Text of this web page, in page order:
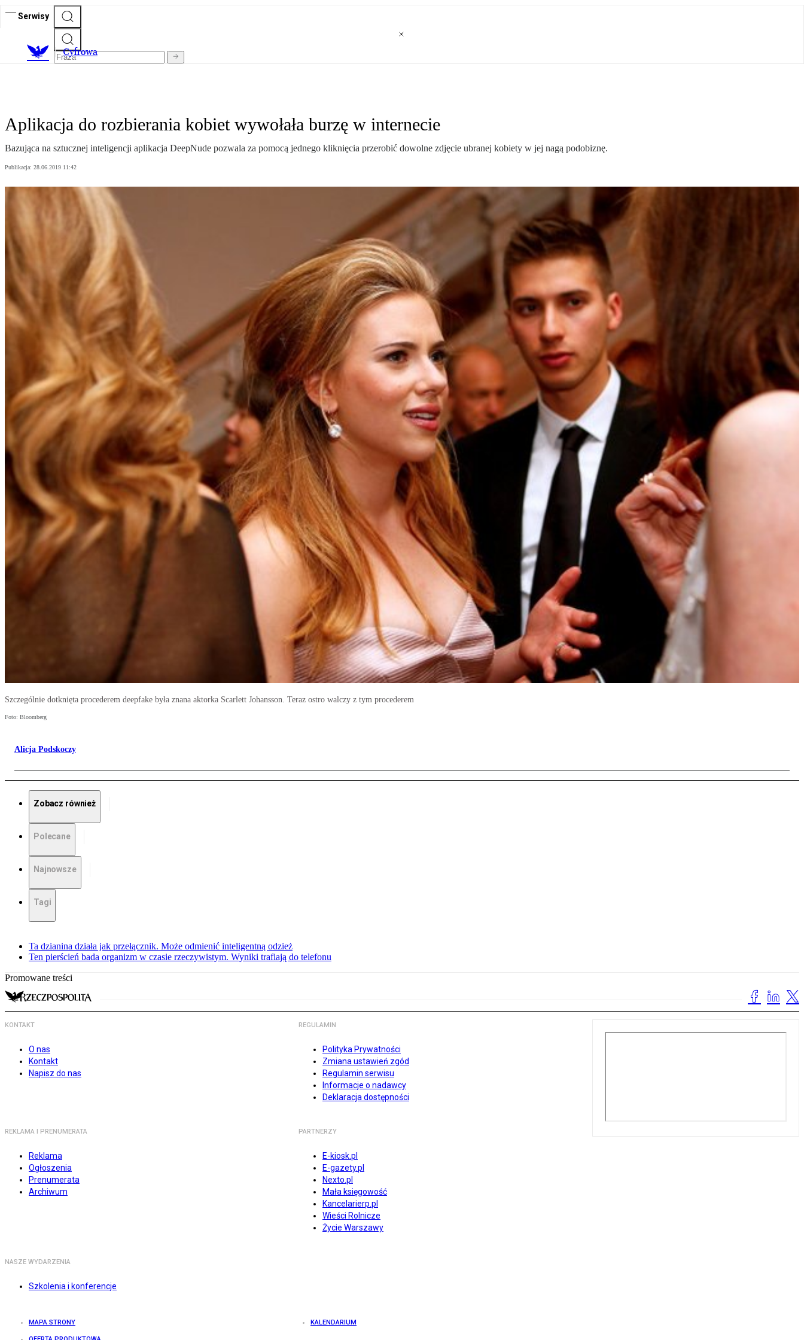
Serwisy
Cyfrowa
Aplikacja do rozbierania kobiet wywołała burzę w internecie
Bazująca na sztucznej inteligencji aplikacja DeepNude pozwala za pomocą jednego kliknięcia przerobić dowolne zdjęcie ubranej kobiety w jej nagą podobiznę.
Publikacja: 28.06.2019 11:42
Szczególnie dotknięta procederem deepfake była znana aktorka Scarlett Johansson. Teraz ostro walczy z tym procederem
Foto: Bloomberg
Alicja Podskoczy
Zobacz również
Polecane
Najnowsze
Tagi
Ta dzianina działa jak przełącznik. Może odmienić inteligentną odzież
Ten pierścień bada organizm w czasie rzeczywistym. Wyniki trafiają do telefonu
Promowane treści
KONTAKT
O nas
Kontakt
Napisz do nas
REGULAMIN
Polityka Prywatności
Zmiana ustawień zgód
Regulamin serwisu
Informacje o nadawcy
Deklaracja dostępności
REKLAMA I PRENUMERATA
Reklama
Ogłoszenia
Prenumerata
Archiwum
PARTNERZY
E-kiosk.pl
E-gazety.pl
Nexto.pl
Mała księgowość
Kancelarierp.pl
Wieści Rolnicze
Życie Warszawy
NASZE WYDARZENIA
Szkolenia i konferencje
MAPA STRONY KALENDARIUM